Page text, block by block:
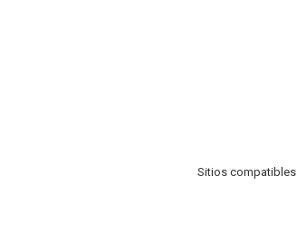
Sitios compatibles